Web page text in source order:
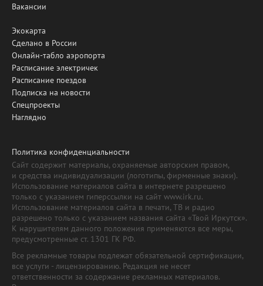
Вакансии
Экокарта
Сделано в России
Онлайн-табло аэропорта
Расписание электричек
Расписание поездов
Подписка на новости
Спецпроекты
Наглядно
Политика конфиденциальности
Сайт содержит материалы, охраняемые авторским правом,
и средства индивидуализации (логотипы, фирменные знаки).
Использование материалов сайта в интернете разрешено
только с указанием гиперссылки на сайт www.irk.ru.
Использование материалов сайта в печати, ТВ и радио
разрешено только с указанием названия сайта «Твой Иркутск».
К нарушителям данного положения применяются все меры,
предусмотренные ст. 1301 ГК РФ.
Все рекламные товары подлежат обязательной сертификации,
все услуги - лицензированию. Редакция не несет
ответственности за содержание рекламных материалов.